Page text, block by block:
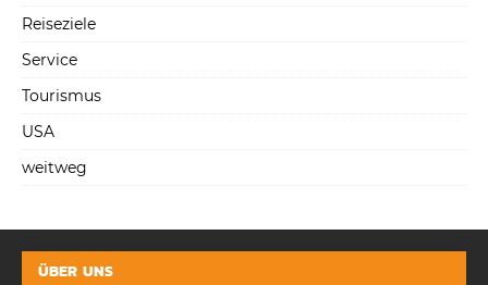
Reiseziele
Service
Tourismus
USA
weitweg
ÜBER UNS